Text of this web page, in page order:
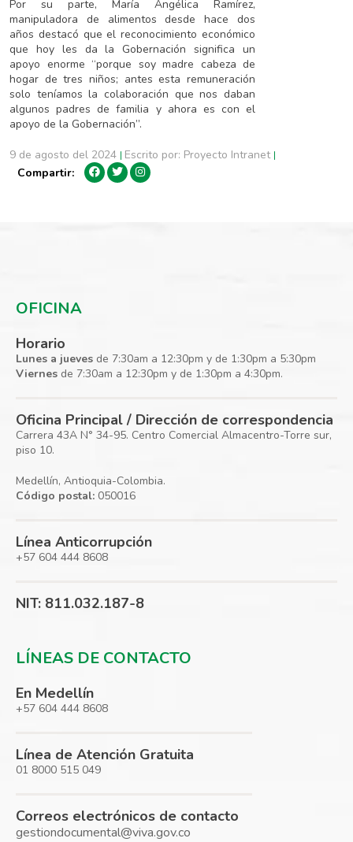
Por su parte, María Angélica Ramírez,
manipuladora de alimentos desde hace dos
años destacó que el reconocimiento económico
que hoy les da la Gobernación significa un
apoyo enorme “porque soy madre cabeza de
hogar de tres niños; antes esta remuneración
solo teníamos la colaboración que nos daban
algunos padres de familia y ahora es con el
apoyo de la Gobernación”.
9 de agosto del 2024 | Escrito por: Proyecto Intranet |
Compartir:
OFICINA
Horario
Lunes a jueves de 7:30am a 12:30pm y de 1:30pm a 5:30pm
Viernes de 7:30am a 12:30pm y de 1:30pm a 4:30pm.
Oficina Principal / Dirección de correspondencia
Carrera 43A N° 34-95. Centro Comercial Almacentro-Torre sur,
piso 10.
Medellín, Antioquia-Colombia.
Código postal: 050016
Línea Anticorrupción
+57 604 444 8608
NIT: 811.032.187-8
LÍNEAS DE CONTACTO
En Medellín
+57 604 444 8608
Línea de Atención Gratuita
01 8000 515 049
Correos electrónicos de contacto
gestiondocumental@viva.gov.co